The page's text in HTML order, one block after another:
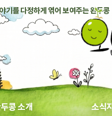
기를 다정하게 엮어 보여주는 완두콩
콩 소개 소식지